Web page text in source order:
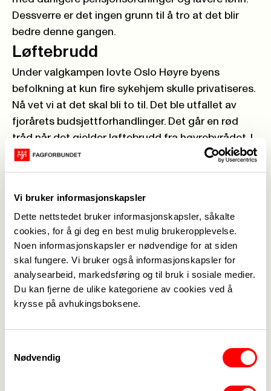
Vi bruker informasjonskapsler
Dette nettstedet bruker informasjonskapsler, såkalte
cookies, for å gi deg en best mulig brukeropplevelse.
Noen informasjonskapsler er nødvendige for at siden
skal fungere. Vi bruker også informasjonskapsler for
analysearbeid, markedsføring og til bruk i sosiale medier.
Du kan fjerne de ulike kategoriene av cookies ved å
krysse på avhukingsboksene.
Nødvendig
Dessverre er det ingen grunn til å tro at det blir
bedre denne gangen.
Løftebrudd
Under valgkampen lovte Oslo Høyre byens
befolkning at kun fire sykehjem skulle privatiseres.
Nå vet vi at det skal bli to til. Det ble utfallet av
fjorårets budsjettforhandlinger. Det går en rød
tråd når det gjelder løftebrudd fra høyrebyrådet. I
valgkampen i 2023 var helsebyråd Saliba Andreas
Korkunc tydelig på de ansatte skulle få velge om
beholde lønna og pensjonen. Det gikk han og Oslo
Høyre bort i fra.
Dårligere vilkår
Vi har medlemmer som står på dag og natt, for at
brukere og beboere på Oslos sykehjem skal få et
best mulig tilbud. Takken er at de som fortsetter
ikke får muligheten til å ta del i den samme lønns-
jobbe med langt dårligere vilkår.